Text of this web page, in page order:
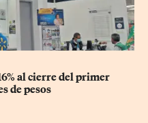
al cierre del primer
de pesos